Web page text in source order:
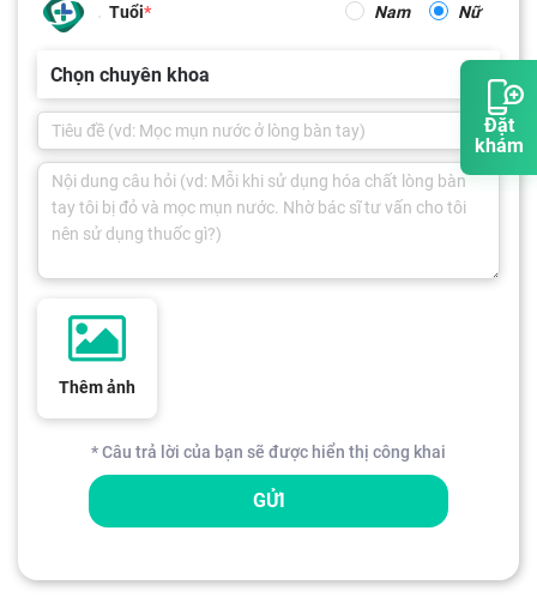
Đặt
khám
Tuổi Nam Nữ
Chọn chuyên khoa
Thêm ảnh
* Câu trả lời của bạn sẽ được hiển thị công khai
GỬI